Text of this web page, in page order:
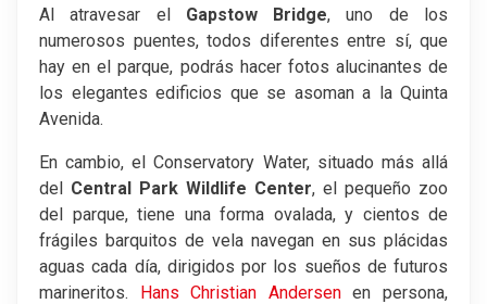
Al atravesar el Gapstow Bridge, uno de los
numerosos puentes, todos diferentes entre sí, que
hay en el parque, podrás hacer fotos alucinantes de
los elegantes edificios que se asoman a la Quinta
Avenida.
En cambio, el Conservatory Water, situado más allá
del Central Park Wildlife Center, el pequeño zoo
del parque, tiene una forma ovalada, y cientos de
frágiles barquitos de vela navegan en sus plácidas
aguas cada día, dirigidos por los sueños de futuros
marineritos. Hans Christian Andersenen persona,